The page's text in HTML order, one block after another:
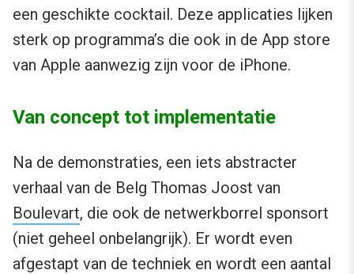
een geschikte cocktail. Deze applicaties lijken
sterk op programma’s die ook in de App store
van Apple aanwezig zijn voor de iPhone.
Van concept tot implementatie
Na de demonstraties, een iets abstracter
verhaal van de Belg Thomas Joost van
Boulevart, die ook de netwerkborrel sponsort
(niet geheel onbelangrijk). Er wordt even
afgestapt van de techniek en wordt een aantal